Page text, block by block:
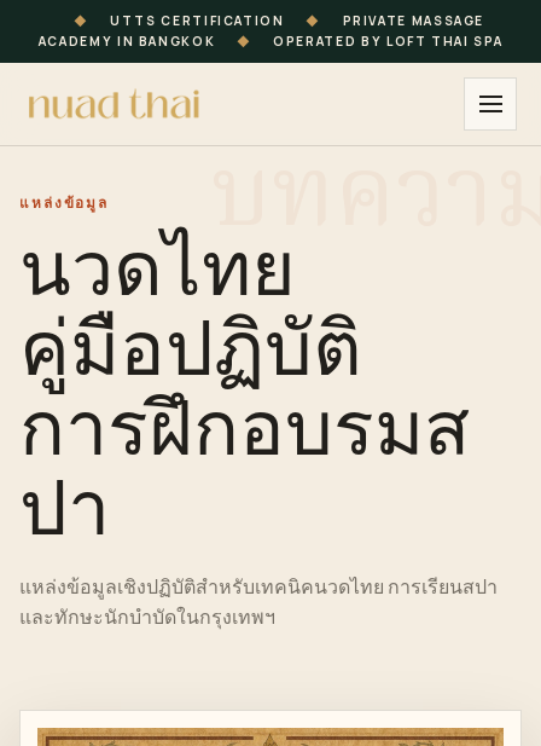
◆ UTTS CERTIFICATION ◆
PRIVATE MASSAGE
ACADEMY IN BANGKOK
◆ OPERATED BY LOFT THAI SPA
แหล่งข้อมูล
นวดไทย
คู่มือปฏิบัติ
การฝึกอบรมส
ปา
แหล่งข้อมูลเชิงปฏิบัติสำหรับเทคนิคนวดไทย การเรียนสปา
และทักษะนักบำบัดในกรุงเทพฯ